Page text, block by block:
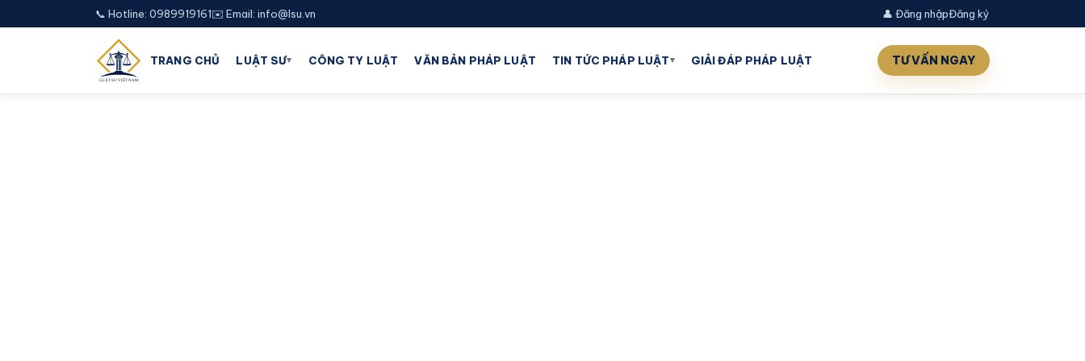
📞 Hotline: 0989919161✉️ Email: info@lsu.vn 👤 Đăng nhậpĐăng ký
TRANG CHỦ LUẬT SƯ▾ CÔNG TY LUẬT VĂN BẢN PHÁP LUẬT TIN TỨC PHÁP LUẬT▾ GIẢI ĐÁP PHÁP LUẬT TƯ VẤN NGAY